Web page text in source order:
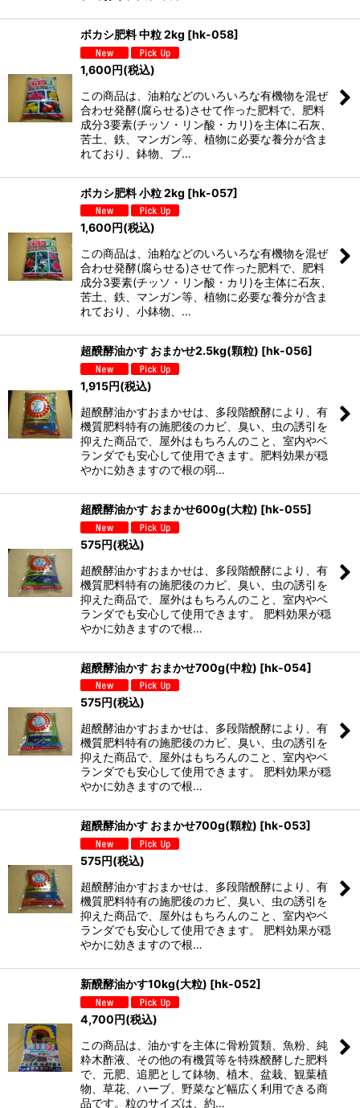
ボカシ肥料 中粒 2kg [hk-058]
1,600円(税込)
この商品は、油粕などのいろいろな有機物を混ぜ
合わせ発酵(腐らせる)させて作った肥料で、肥料
成分3要素(チッソ・リン酸・カリ)を主体に石灰、
苦土、鉄、マンガン等、植物に必要な養分が含ま
れており、鉢物、プ…
ボカシ肥料 小粒 2kg [hk-057]
1,600円(税込)
この商品は、油粕などのいろいろな有機物を混ぜ
合わせ発酵(腐らせる)させて作った肥料で、肥料
成分3要素(チッソ・リン酸・カリ)を主体に石灰、
苦土、鉄、マンガン等、植物に必要な養分が含ま
れており、小鉢物、…
超醗酵油かす おまかせ2.5kg(顆粒) [hk-056]
1,915円(税込)
超醗酵油かすおまかせは、多段階醗酵により、有
機質肥料特有の施肥後のカビ、臭い、虫の誘引を
抑えた商品で、屋外はもちろんのこと、室内やベ
ランダでも安心して使用できます。肥料効果が穏
やかに効きますので根の弱…
超醗酵油かす おまかせ600g(大粒) [hk-055]
575円(税込)
超醗酵油かすおまかせは、多段階醗酵により、有
機質肥料特有の施肥後のカビ、臭い、虫の誘引を
抑えた商品で、屋外はもちろんのこと、室内やベ
ランダでも安心して使用できます。 肥料効果が穏
やかに効きますので根…
超醗酵油かす おまかせ700g(中粒) [hk-054]
575円(税込)
超醗酵油かすおまかせは、多段階醗酵により、有
機質肥料特有の施肥後のカビ、臭い、虫の誘引を
抑えた商品で、屋外はもちろんのこと、室内やベ
ランダでも安心して使用できます。 肥料効果が穏
やかに効きますので根…
超醗酵油かす おまかせ700g(顆粒) [hk-053]
575円(税込)
超醗酵油かすおまかせは、多段階醗酵により、有
機質肥料特有の施肥後のカビ、臭い、虫の誘引を
抑えた商品で、屋外はもちろんのこと、室内やベ
ランダでも安心して使用できます。 肥料効果が穏
やかに効きますので根…
新醗酵油かす10kg(大粒) [hk-052]
4,700円(税込)
この商品は、油かすを主体に骨粉質類、魚粉、純
粋木酢液、その他の有機質等を特殊醗酵した肥料
で、元肥、追肥として鉢物、植木、盆栽、観葉植
物、草花、ハーブ、野菜など幅広く利用できる商
品です。粒のサイズは、約…